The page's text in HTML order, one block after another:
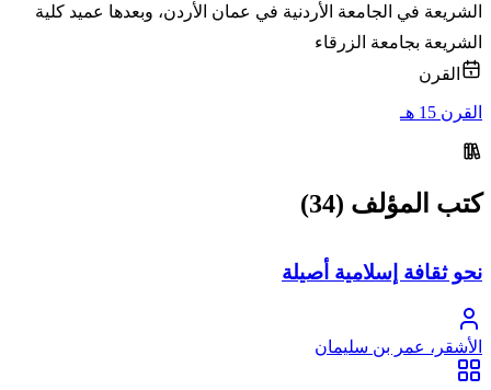
الشريعة في الجامعة الأردنية في عمان الأردن، وبعدها عميد كلية
الشريعة بجامعة الزرقاء
القرن
القرن 15 هـ
كتب المؤلف (34)
نحو ثقافة إسلامية أصيلة
الأشقر، عمر بن سليمان